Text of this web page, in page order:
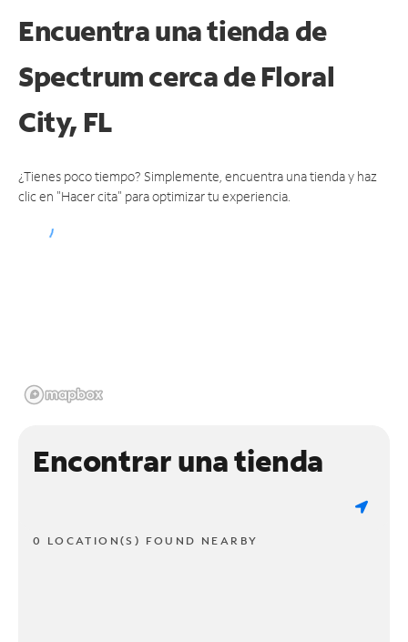
Encuentra una tienda de
Spectrumcerca de Floral
City, FL
¿Tienes poco tiempo? Simplemente, encuentra una tienda y haz
clic en "Hacer cita" para optimizar tu experiencia.
Encontrar una tienda
0 LOCATION(S) FOUND NEARBY